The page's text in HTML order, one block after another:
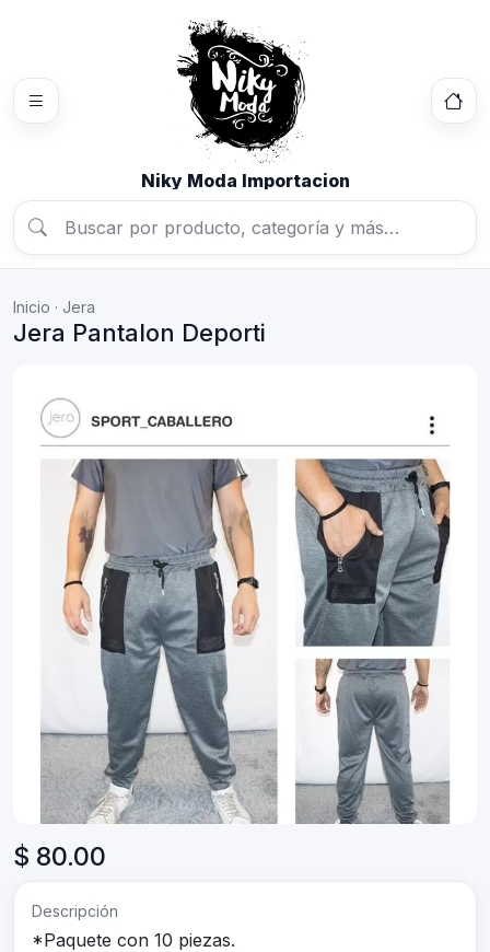
Niky Moda Importacion
Inicio · Jera
Jera Pantalon Deporti
$ 80.00
Descripción
*Paquete con 10 piezas.